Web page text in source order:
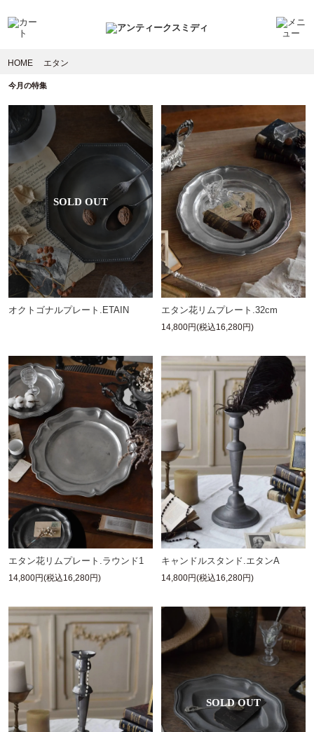
HOME エタン
今月の特集
オクトゴナルプレート.ETAIN エタン花リムプレート.32cm
14,800円(税込16,280円)
エタン花リムプレート.ラウンド1
14,800円(税込16,280円)
キャンドルスタンド.エタンA
14,800円(税込16,280円)